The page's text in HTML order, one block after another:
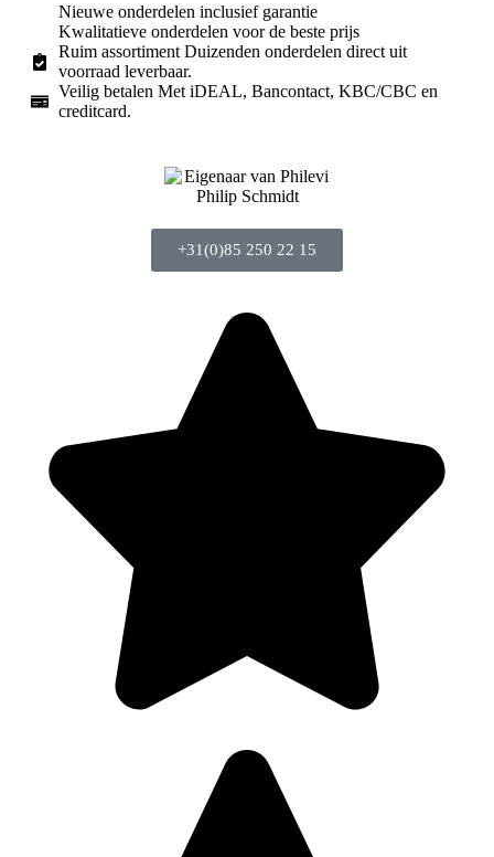
Nieuwe onderdelen inclusief garantie
Kwalitatieve onderdelen voor de beste prijs
Ruim assortiment Duizenden onderdelen direct uit
voorraad leverbaar.
Veilig betalen Met iDEAL, Bancontact, KBC/CBC en
creditcard.
Philip Schmidt
+31(0)85 250 22 15